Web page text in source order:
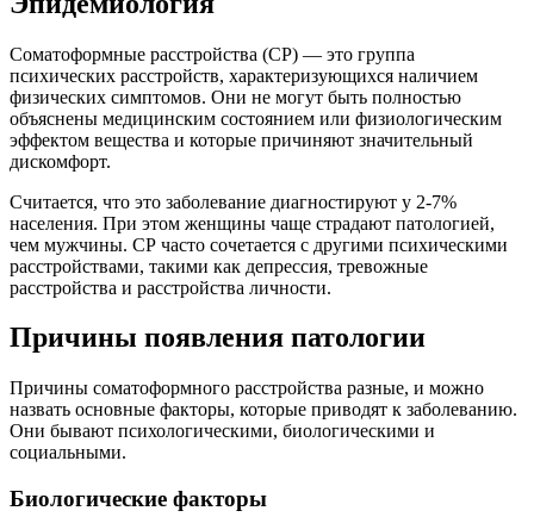
Соматоформные расстройства (СР) — это группа
психических расстройств, характеризующихся наличием
физических симптомов. Они не могут быть полностью
объяснены медицинским состоянием или физиологическим
эффектом вещества и которые причиняют значительный
дискомфорт.
Считается, что это заболевание диагностируют у 2-7%
населения. При этом женщины чаще страдают патологией,
чем мужчины. СР часто сочетается с другими психическими
расстройствами, такими как депрессия, тревожные
расстройства и расстройства личности.
Причины появления патологии
Причины соматоформного расстройства разные, и можно
назвать основные факторы, которые приводят к заболеванию.
Они бывают психологическими, биологическими и
социальными.
Биологические факторы